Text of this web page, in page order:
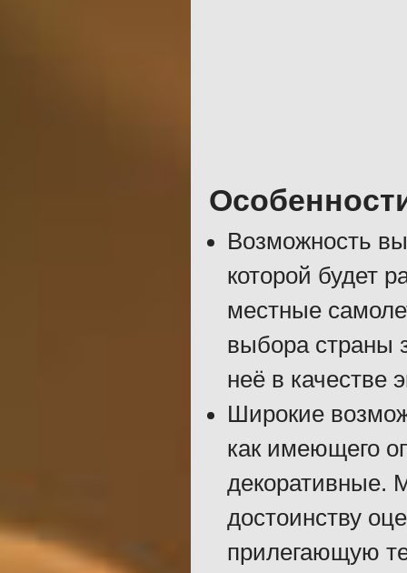
Возможность
которой будет
местные
выбора страны
неё в качестве
Широкие
как имеющего
декоративные.
достоинству
прилегающую